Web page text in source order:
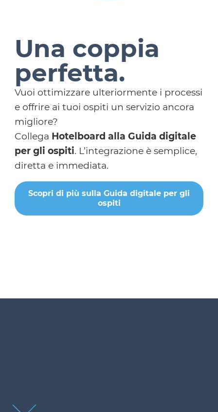
Una coppia
perfetta.
Vuoi ottimizzare ulteriormente i processi
e offrire ai tuoi ospiti un servizio ancora
migliore?
Collega Hotelboard alla Guida digitale
per gli ospiti. L’integrazione è semplice,
diretta e immediata.
Scopri di più sulla Guida digitale per gli
ospiti